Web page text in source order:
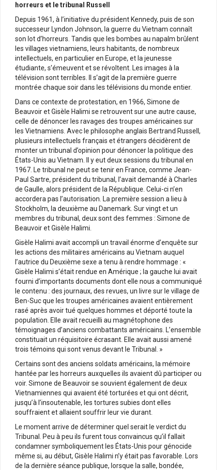
horreurs et le tribunal Russell
Depuis 1961, à l’initiative du président Kennedy, puis de son
successeur Lyndon Johnson, la guerre du Vietnam connaît
son lot d’horreurs. Tandis que les bombes au napalm brûlent
les villages vietnamiens, leurs habitants, de nombreux
intellectuels, en particulier en Europe, et la jeunesse
étudiante, s’émeuvent et se révoltent. Les images à la
télévision sont terribles. Il s’agit de la première guerre
montrée chaque soir dans les télévisions du monde entier.
Dans ce contexte de protestation, en 1966, Simone de
Beauvoir et Gisèle Halimi se retrouvent sur une autre cause,
celle de dénoncer les ravages des troupes américaines sur
les Vietnamiens. Avec le philosophe anglais Bertrand Russell,
plusieurs intellectuels français et étrangers décidèrent de
monter un tribunal d’opinion pour dénoncer la politique des
États-Unis au Vietnam. Il y eut deux sessions du tribunal en
1967. Le tribunal ne peut se tenir en France, comme Jean-
Paul Sartre, président du tribunal, l’avait demandé à Charles
de Gaulle, alors président de la République. Celui-ci n’en
accordera pas l’autorisation. La première session a lieu à
Stockholm, la deuxième au Danemark. Sur vingt et un
membres du tribunal, deux sont des femmes : Simone de
Beauvoir et Gisèle Halimi.
Gisèle Halimi avait accompli un travail énorme d’enquête sur
les actions des militaires américains au Vietnam auquel
l’autrice du Deuxième sexe a tenu à rendre hommage : «
Gisèle Halimi s’était rendue en Amérique ; la gauche lui avait
fourni d’importants documents dont elle nous a communiqué
le contenu : des journaux, des revues, un livre sur le village de
Ben-Suc que les troupes américaines avaient entièrement
rasé après avoir tué quelques hommes et déporté toute la
population. Elle avait recueilli au magnétophone des
témoignages d’anciens combattants américains. L’ensemble
constituait un réquisitoire écrasant. Elle avait aussi amené
trois témoins qui sont venus devant le Tribunal. »
Certains sont des anciens soldats américains, la mémoire
hantée par les horreurs auxquelles ils avaient dû participer ou
voir. Simone de Beauvoir se souvient également de deux
Vietnamiennes qui avaient été torturées et qui ont décrit,
jusqu’à l’insoutenable, les tortures subies dont elles
souffraient et allaient souffrir leur vie durant.
Le moment arrive de déterminer quel serait le verdict du
Tribunal. Peu à peu ils furent tous convaincus qu’il fallait
condamner symboliquement les États-Unis pour génocide
même si, au début, Gisèle Halimi n’y était pas favorable. Lors
de la dernière séance publique, lorsque la salle, bondée,